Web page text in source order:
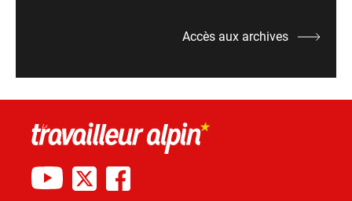
Accès aux archives